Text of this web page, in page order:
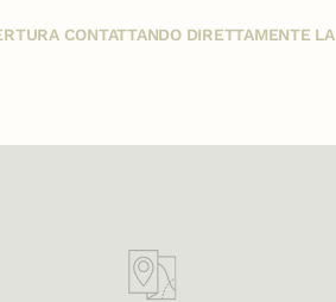
CONTATTANDO DIRETTAMENTE LA